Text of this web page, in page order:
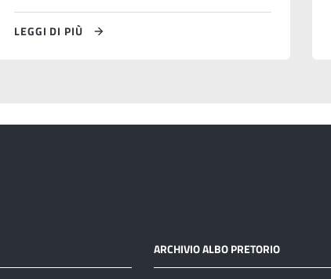
LEGGI DI PIÙ
ARCHIVIO ALBO PRETORIO